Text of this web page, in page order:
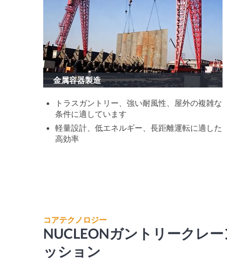
金属容器製造
トラスガントリー、強い耐風性、屋外の複雑な
条件に適しています
軽量設計、低エネルギー、長距離運転に適した
高効率
コアテクノロジー
NUCLEONガントリークレ
ッション